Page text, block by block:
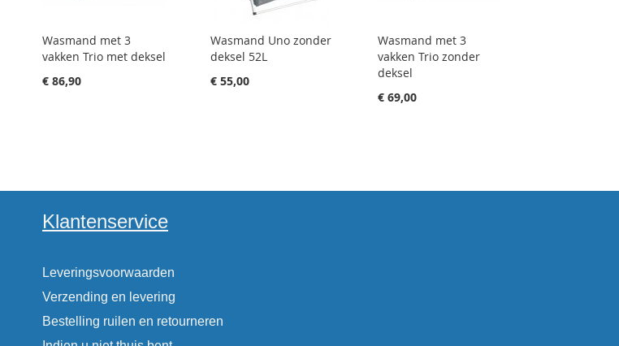
Wasmand met 3
vakken Trio met deksel
€ 86,90
Wasmand Uno zonder
deksel 52L
€ 55,00
Wasmand met 3
vakken Trio zonder
deksel
€ 69,00
Klantenservice
Leveringsvoorwaarden
Verzending en levering
Bestelling ruilen en retourneren